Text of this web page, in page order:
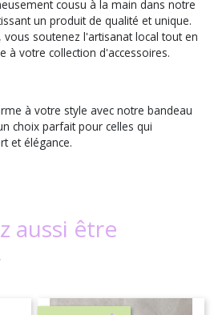
cousu à la main dans notre
un produit de qualité et unique.
vous soutenez l'artisanat local tout en
à votre collection d'accessoires.
à votre style avec notre bandeau
choix parfait pour celles qui
et élégance.
aussi être